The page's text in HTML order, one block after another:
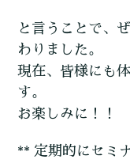
と言うことで、
わりました。
現在、皆様にも
す。
お楽しみに！！
** 定期的にセミ